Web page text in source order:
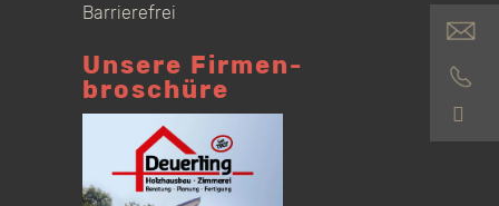
Barrierefrei
Unsere Firmen­
broschüre